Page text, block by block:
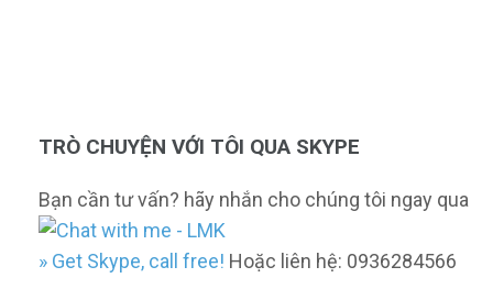
TRÒ CHUYỆN VỚI TÔI QUA SKYPE
Bạn cần tư vấn? hãy nhắn cho chúng tôi ngay qua
» Get Skype, call free! Hoặc liên hệ: 0936284566